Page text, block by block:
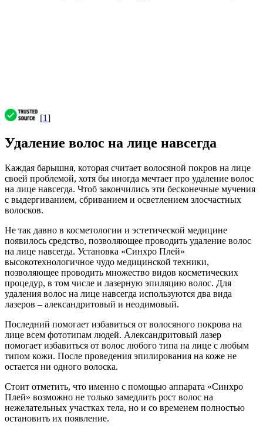
[1]
Удаление волос на лице навсегда
Каждая барышня, которая считает волосяной покров на лице
своей проблемой, хотя бы иногда мечтает про удаление волос
на лице навсегда. Чтоб закончились эти бесконечные мучения
с выдергиванием, сбриванием и осветлением злосчастных
волосков.
Не так давно в косметологии и эстетической медицине
появилось средство, позволяющее проводить удаление волос
на лице навсегда. Установка «Синхро Плей»
высокотехнологичное чудо медицинской техники,
позволяющее проводить множество видов косметических
процедур, в том числе и лазерную эпиляцию волос. Для
удаления волос на лице навсегда используются два вида
лазеров – александритовый и неодимовый.
Последний помогает избавиться от волосяного покрова на
лице всем фототипам людей. Александритовый лазер
помогает избавиться от волос любого типа на лице с любым
типом кожи. После проведения эпилирования на коже не
остается ни одного волоска.
Стоит отметить, что именно с помощью аппарата «Синхро
Плей» возможно не только замедлить рост волос на
нежелательных участках тела, но и со временем полностью
остановить их появление.